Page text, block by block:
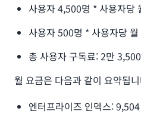
사용자 4,500명 * 사용자당
사용자 500명 * 사용자당
총 사용자 구독료: 2만
월 요금은 다음과 같이 요약됩
엔터프라이즈 인덱스: